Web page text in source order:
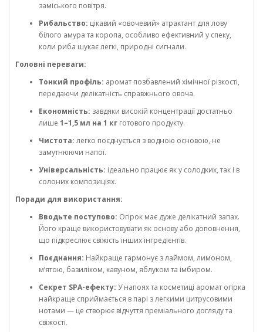
заміського повітря.
Рибальство: цікавий «овочевий» атрактант для лову
білого амура та коропа, особливо ефективний у спеку,
коли риба шукає легкі, природні сигнали.
Головні переваги:
Тонкий профіль: аромат позбавлений хімічної різкості,
передаючи делікатність справжнього овоча.
Економність: завдяки високій концентрації достатньо
лише 1–1,5 мл на 1 кг готового продукту.
Чистота: легко поєднується з водною основою, не
замутнюючи напої.
Універсальність: ідеально працює як у солодких, так і в
солоних композиціях.
Поради для використання:
Вводьте поступово: Огірок має дуже делікатний запах.
Його краще використовувати як основу або доповнення,
що підкреслює свіжість інших інгредієнтів.
Поєднання: Найкраще гармонує з лаймом, лимоном,
м’ятою, базиліком, кавуном, яблуком та імбиром.
Секрет SPA-ефекту: У напоях та косметиці аромат огірка
найкраще сприймається в парі з легкими цитрусовими
нотами — це створює відчуття преміального догляду та
свіжості.